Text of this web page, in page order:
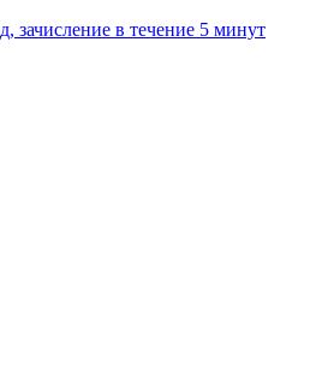
зачисление в течение 5 минут